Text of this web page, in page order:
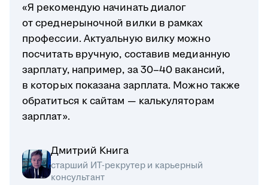
«Я рекомендую начинать диалог
от среднерыночной вилки в рамках
профессии. Актуальную вилку можно
посчитать вручную, составив медианную
зарплату, например, за 30–40 вакансий,
в которых показана зарплата. Можно также
обратиться к сайтам — калькуляторам
зарплат».
Дмитрий Книга
старший ИТ-рекрутер и карьерный
консультант